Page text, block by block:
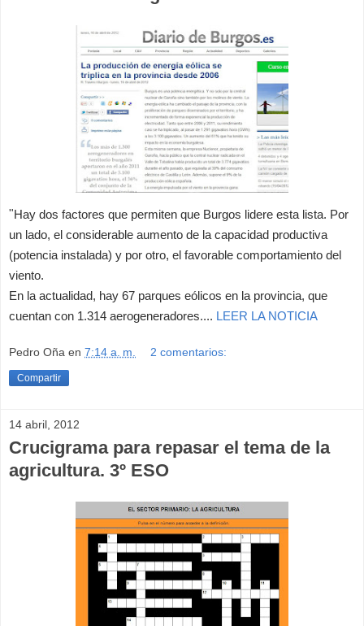
"Hay dos factores que permiten que Burgos lidere esta lista. Por
un lado, el considerable aumento de la capacidad productiva
(potencia instalada) y por otro, el favorable comportamiento del
viento.
En la actualidad, hay 67 parques eólicos en la provincia, que
cuentan con 1.314 aerogeneradores.... LEER LA NOTICIA
Pedro Oña en 7:14 a. m. 2 comentarios:
Compartir
14 abril, 2012
Crucigrama para repasar el tema de la
agricultura. 3º ESO